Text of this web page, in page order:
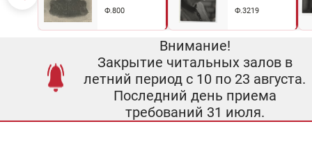
Ф.800 Ф.3219
Внимание!
Закрытие читальных залов в
летний период с 10 по 23 августа.
Последний день приема
требований 31 июля.